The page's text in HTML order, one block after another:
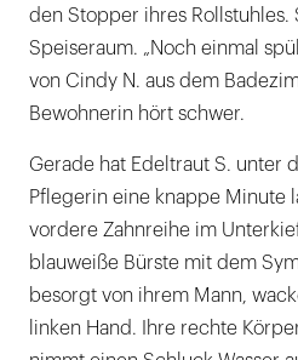
den Stopper ihres Rollstuhles.
Speiseraum. „Noch einmal
von Cindy N. aus dem
Bewohnerin hört schwer.
Gerade hat Edeltraut S. unter
Pflegerin eine knappe Minute
vordere Zahnreihe im
blauweiße Bürste mit dem
besorgt von ihrem Mann,
linken Hand. Ihre rechte